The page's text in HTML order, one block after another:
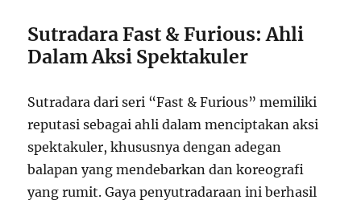
Sutradara Fast & Furious: Ahli
Dalam Aksi Spektakuler
Sutradara dari seri “Fast & Furious” memiliki
reputasi sebagai ahli dalam menciptakan aksi
spektakuler, khususnya dengan adegan
balapan yang mendebarkan dan koreografi
yang rumit. Gaya penyutradaraan ini berhasil